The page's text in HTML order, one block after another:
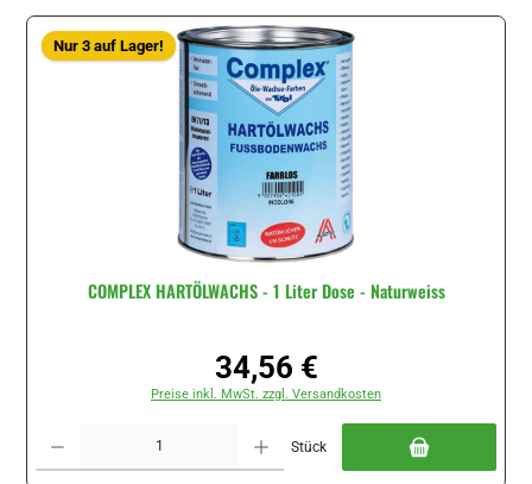
Nur 3 auf Lager!
COMPLEX HARTÖLWACHS - 1 Liter Dose - Naturweiss
Regulärer Preis:
34,56 €
Preise inkl. MwSt. zzgl. Versandkosten
Stück